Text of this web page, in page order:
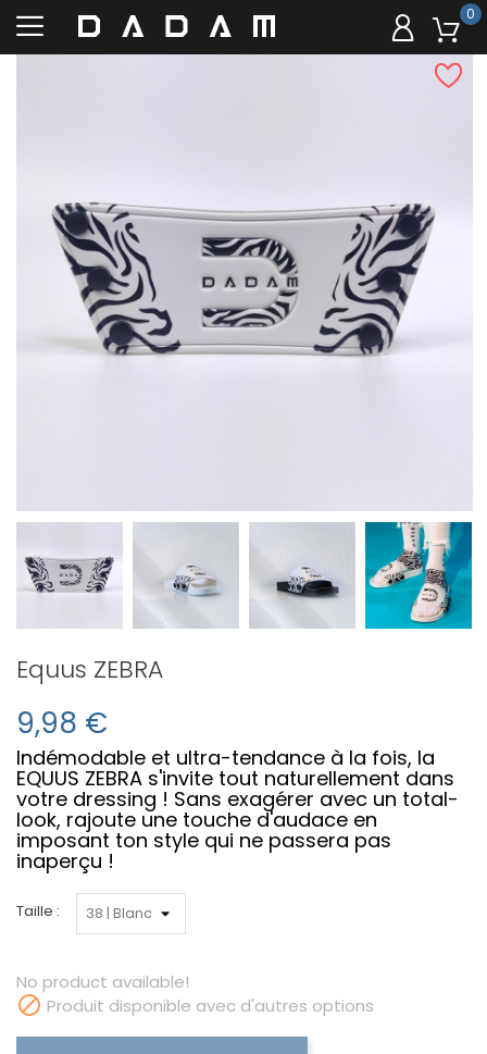
Livraison offerte à partir de
59 euros
0
Equus ZEBRA
9,98 €
Indémodable et ultra-tendance à la fois, la
EQUUS ZEBRA s'invite tout naturellement dans
votre dressing ! Sans exagérer avec un total-
look, rajoute une touche d'audace en
imposant ton style qui ne passera pas
inaperçu !
Taille :
No product available!
 Produit disponible avec d'autres options